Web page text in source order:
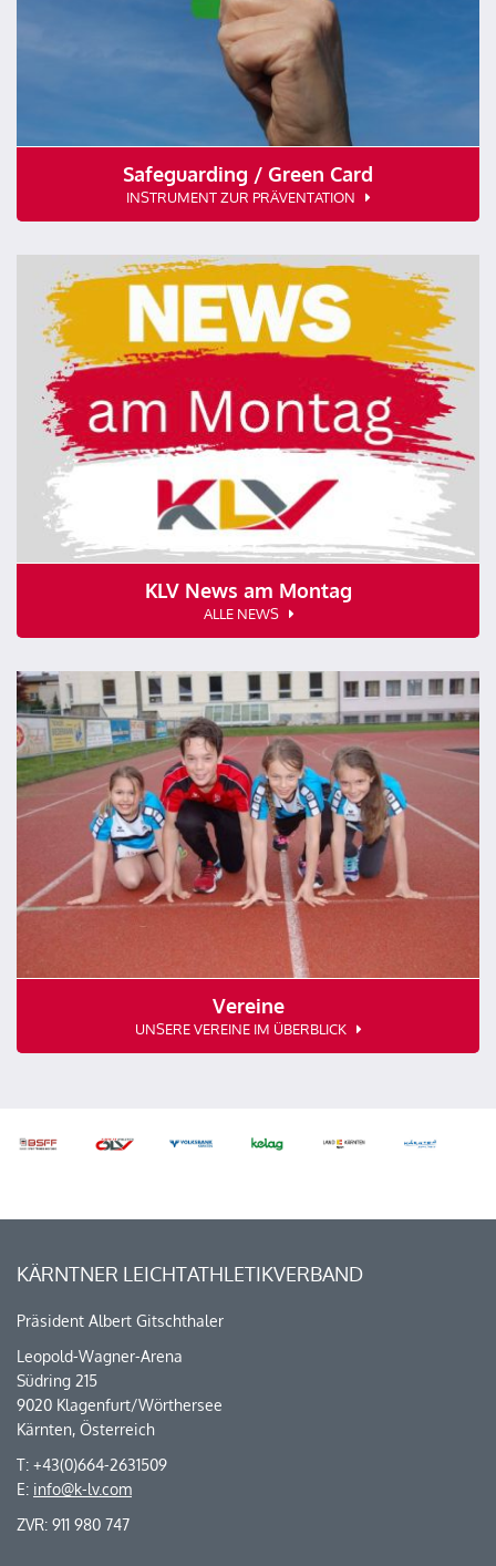
Safeguarding / Green Card
INSTRUMENT ZUR PRÄVENTATION
KLV News am Montag
ALLE NEWS
Vereine
UNSERE VEREINE IM ÜBERBLICK
KÄRNTNER LEICHTATHLETIKVERBAND
Präsident Albert Gitschthaler
Leopold-Wagner-Arena
Südring 215
9020 Klagenfurt/Wörthersee
Kärnten, Österreich
T: +43(0)664-2631509
E: info@k-lv.com
ZVR: 911 980 747